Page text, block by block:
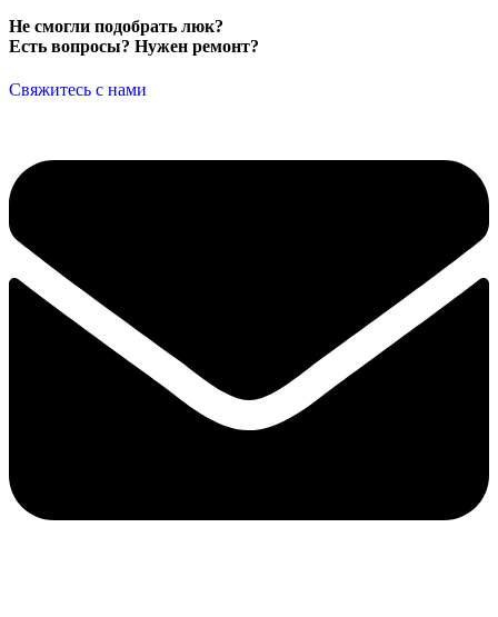
Не смогли подобрать люк?
Есть вопросы? Нужен ремонт?
Свяжитесь с нами